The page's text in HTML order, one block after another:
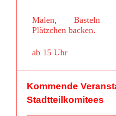
Malen, Basteln
Plätzchen backen.
ab 15 Uhr
Kommende
Stadtteilkomitees